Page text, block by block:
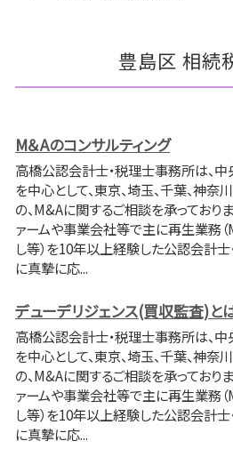
豊島区 相続
M＆Aのコンサルティング
高橋公認会計士・税理士事務所は、中
を中心として、東京、埼玉、千葉、神
の、M&Aに関するご相談を承っており
ァームや事業会社等で主に再生業務
し等）を10年以上経験した公認会計
に真摯に応...
デューデリジェンス(買収監査)と
高橋公認会計士・税理士事務所は、中
を中心として、東京、埼玉、千葉、神
の、M&Aに関するご相談を承っており
ァームや事業会社等で主に再生業務
し等）を10年以上経験した公認会計
に真摯に応...